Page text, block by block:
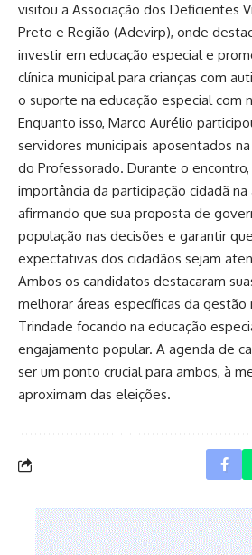
visitou a Associação dos Deficientes
Preto e Região (Adevirp), onde
investir em educação especial e
clínica municipal para crianças com
o suporte na educação especial com
Enquanto isso, Marco Aurélio
servidores municipais aposentados
do Professorado. Durante o
importância da participação cidadã
afirmando que sua proposta de
população nas decisões e garantir
expectativas dos cidadãos sejam
Ambos os candidatos destacaram
melhorar áreas específicas da gestão
Trindade focando na educação
engajamento popular. A agenda de
ser um ponto crucial para ambos, à
aproximam das eleições.